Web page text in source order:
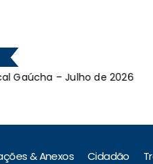
– Julho de 2026
& Anexos Cidadão